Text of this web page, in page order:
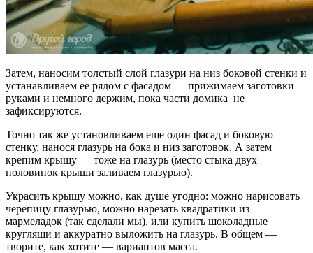
Затем, наносим толстый слой глазури на низ боковой стенки и
устанавливаем ее рядом с фасадом — прижимаем заготовки
руками и немного держим, пока части домика не
зафиксируются.
Точно так же установливаем еще один фасад и боковую
стенку, нанося глазурь на бока и низ заготовок. А затем
крепим крышу — тоже на глазурь (место стыка двух
половинок крыши заливаем глазурью).
Украсить крышу можно, как душе угодно: можно нарисовать
черепицу глазурью, можно нарезать квадратики из
мармеладок (так сделали мы), или купить шоколадные
кругляши и аккуратно выложить на глазурь. В общем —
творите, как хотите — вариантов масса.